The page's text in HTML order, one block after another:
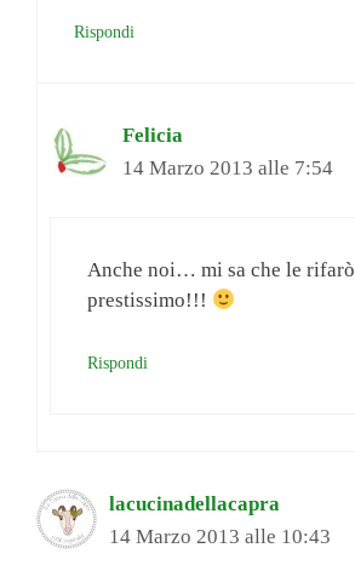
Rispondi
Felicia
14 Marzo 2013 alle 7:54
Anche noi… mi sa che le rifarò
prestissimo!!!
Rispondi
lacucinadellacapra
14 Marzo 2013 alle 10:43